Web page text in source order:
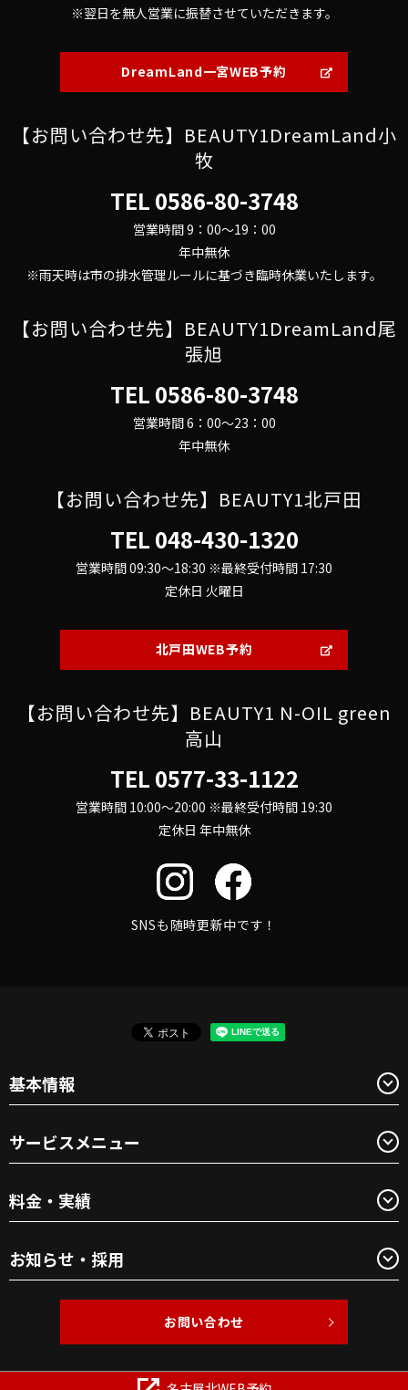
※翌日を無人営業に振替させていただきます。
DreamLand一宮WEB予約
【お問い合わせ先】BEAUTY1DreamLand小
牧
TEL 0586-80-3748
営業時間 9：00～19：00
年中無休
※雨天時は市の排水管理ルールに基づき臨時休業いたします。
【お問い合わせ先】BEAUTY1DreamLand尾
張旭
TEL 0586-80-3748
営業時間 6：00～23：00
年中無休
【お問い合わせ先】BEAUTY1北戸田
TEL 048-430-1320
営業時間 09:30～18:30 ※最終受付時間 17:30
定休日 火曜日
北戸田WEB予約
【お問い合わせ先】BEAUTY1 N-OIL green
高山
TEL 0577-33-1122
営業時間 10:00～20:00 ※最終受付時間 19:30
定休日 年中無休
SNSも随時更新中です！
基本情報
サービスメニュー
料金・実績
お知らせ・採用
お問い合わせ
Copyright © BEAUTY1 All Rights Reserved.